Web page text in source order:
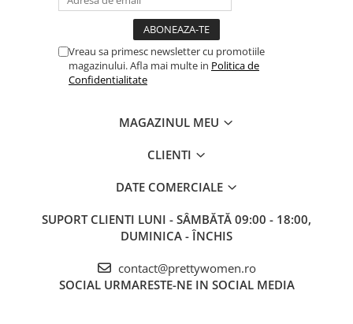
Vreau sa primesc newsletter cu promotiile
magazinului. Afla mai multe in Politica de
Confidentialitate
MAGAZINUL MEU
CLIENTI
DATE COMERCIALE
SUPORT CLIENTI LUNI - SÂMBĂTĂ 09:00 - 18:00,
DUMINICA - ÎNCHIS
contact@prettywomen.ro
SOCIAL URMARESTE-NE IN SOCIAL MEDIA